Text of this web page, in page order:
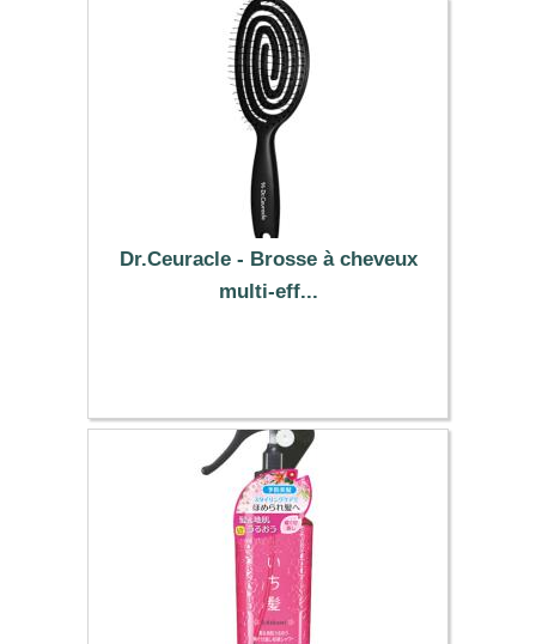
Dr.Ceuracle - Brosse à cheveux
multi-eff...